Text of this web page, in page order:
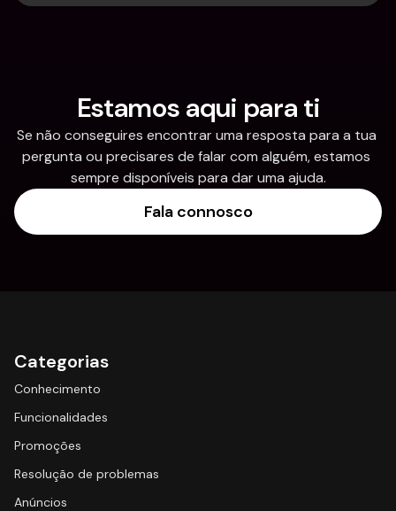
Estamos aqui para ti
Se não conseguires encontrar uma resposta para a tua
pergunta ou precisares de falar com alguém, estamos
sempre disponíveis para dar uma ajuda.
Fala connosco
Categorias
Conhecimento
Funcionalidades
Promoções
Resolução de problemas
Anúncios